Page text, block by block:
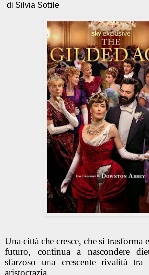
di Silvia Sottile
Una città che cresce, che si trasforma
futuro, continua a nascondere
sfarzoso una crescente rivalità
aristocrazia.